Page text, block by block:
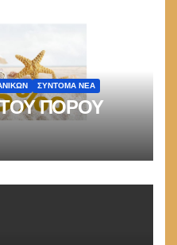
ΣΎΝΤΟΜΑ ΝΈΑ
ΠΟΡΟΥ